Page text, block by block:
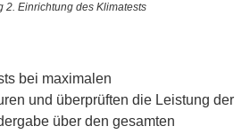
2. Einrichtung des Klimatests
bei maximalen
und überprüften die Leistung der
über den gesamten